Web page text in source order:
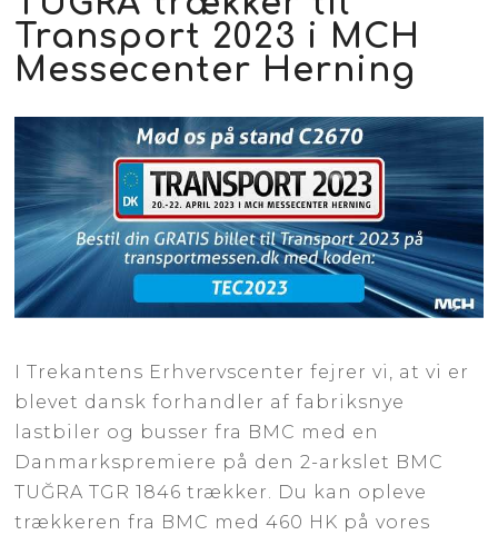
Transport 2023 i MCH
Messecenter Herning
​I Trekantens Erhvervscenter fejrer vi, at vi er
blevet dansk forhandler af fabriksnye
lastbiler og busser fra BMC med en
Danmarkspremiere på den 2-arkslet BMC
TUĞRA TGR 1846 trækker. Du kan opleve
trækkeren fra BMC med 460 HK på vores